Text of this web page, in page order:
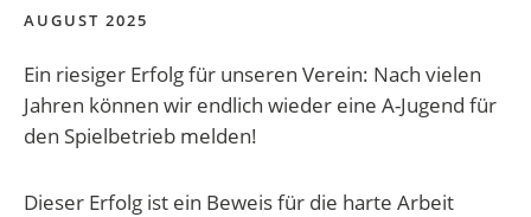
AUGUST 2025
Ein riesiger Erfolg für unseren Verein: Nach vielen
Jahren können wir endlich wieder eine A-Jugend für
den Spielbetrieb melden!
Dieser Erfolg ist ein Beweis für die harte Arbeit